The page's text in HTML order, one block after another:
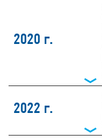
2020 г.
2022 г.